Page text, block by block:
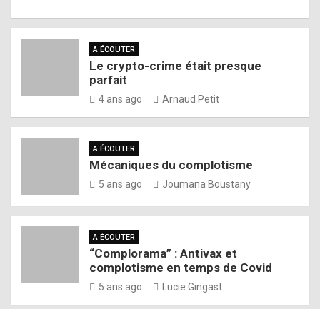
A ÉCOUTER
Le crypto-crime était presque
parfait
4 ans ago Arnaud Petit
A ÉCOUTER
Mécaniques du complotisme
5 ans ago Joumana Boustany
A ÉCOUTER
“Complorama” : Antivax et
complotisme en temps de Covid
5 ans ago Lucie Gingast